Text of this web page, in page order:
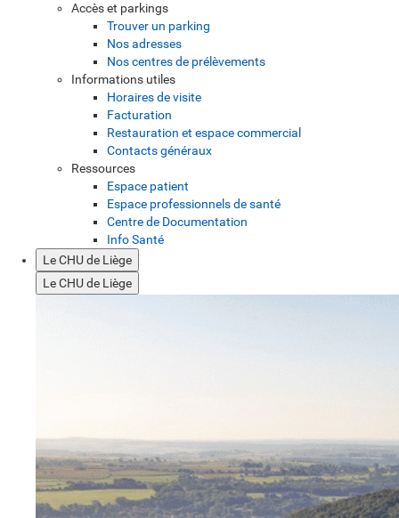
Accès et parkings
Trouver un parking
Nos adresses
Nos centres de prélèvements
Informations utiles
Horaires de visite
Facturation
Restauration et espace commercial
Contacts généraux
Ressources
Espace patient
Espace professionnels de santé
Centre de Documentation
Info Santé
Le CHU de Liège
Le CHU de Liège